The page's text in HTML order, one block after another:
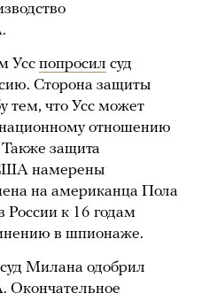
Усс попросил суд
Сторона защиты
тем, что Усс может
отношению
защита
намерены
на американца Пола
России к 16 годам
в шпионаже.
Милана одобрил
Окончательное